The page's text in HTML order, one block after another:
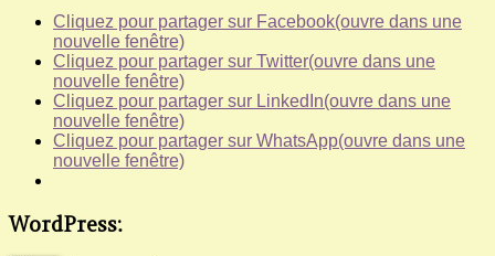
Cliquez pour partager sur Facebook(ouvre dans une
nouvelle fenêtre)
Cliquez pour partager sur Twitter(ouvre dans une
nouvelle fenêtre)
Cliquez pour partager sur LinkedIn(ouvre dans une
nouvelle fenêtre)
Cliquez pour partager sur WhatsApp(ouvre dans une
nouvelle fenêtre)
WordPress: